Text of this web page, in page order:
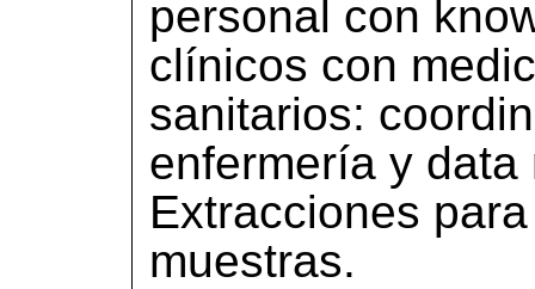
personal con
clínicos con
sanitarios:
enfermería y data
Extracciones
muestras.